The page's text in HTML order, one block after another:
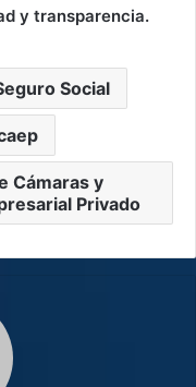
y transparencia.
Social
Cámaras y
Privado